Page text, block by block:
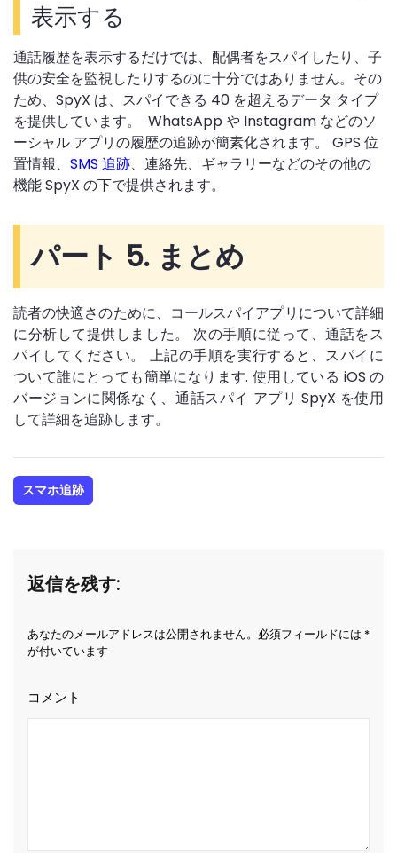
表示する
通話履歴を表示するだけでは、配偶者をスパイしたり、子
供の安全を監視したりするのに十分ではありません。その
ため、SpyX は、スパイできる 40 を超えるデータ タイプ
を提供しています。 WhatsApp や Instagram などのソ
ーシャル アプリの履歴の追跡が簡素化されます。 GPS 位
置情報、 SMS 追跡、連絡先、ギャラリーなどのその他の
機能 SpyX の下で提供されます。
パート 5. まとめ
読者の快適さのために、コールスパイアプリについて詳細
に分析して提供しました。 次の手順に従って、通話をス
パイしてください。 上記の手順を実行すると、スパイに
ついて誰にとっても簡単になります. 使用している iOS の
バージョンに関係なく、通話スパイ アプリ SpyX を使用
して詳細を追跡します。
スマホ追跡
返信を残す:
あなたのメールアドレスは公開されません。必須フィールドには *
が付いています
コメント